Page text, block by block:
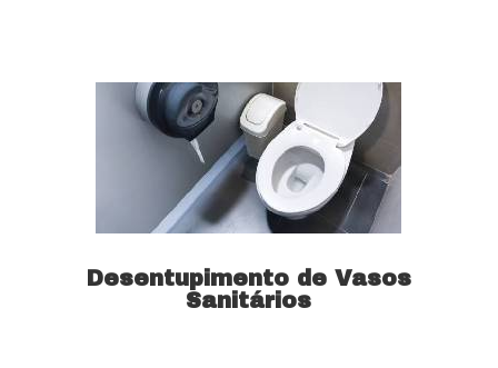
Desentupimento de Vasos
Sanitários